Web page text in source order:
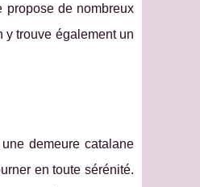
propose de nombreux
y trouve également un
demeure catalane
en toute sérénité.